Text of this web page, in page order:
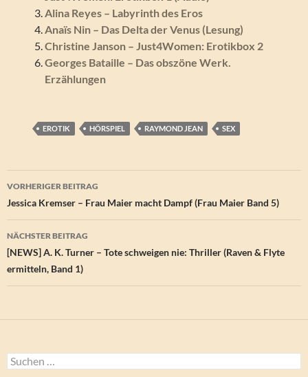
Alina Reyes – Labyrinth des Eros
Anaïs Nin – Das Delta der Venus (Lesung)
Christine Janson – Just4Women: Erotikbox 2
Georges Bataille – Das obszöne Werk.
Erzählungen
EROTIK HÖRSPIEL RAYMOND JEAN SEX
Beitragsnavigation
VORHERIGER BEITRAG
Jessica Kremser – Frau Maier macht Dampf (Frau Maier Band 5)
NÄCHSTER BEITRAG
[NEWS] A. K. Turner – Tote schweigen nie: Thriller (Raven & Flyte
ermitteln, Band 1)
Suchen
nach: